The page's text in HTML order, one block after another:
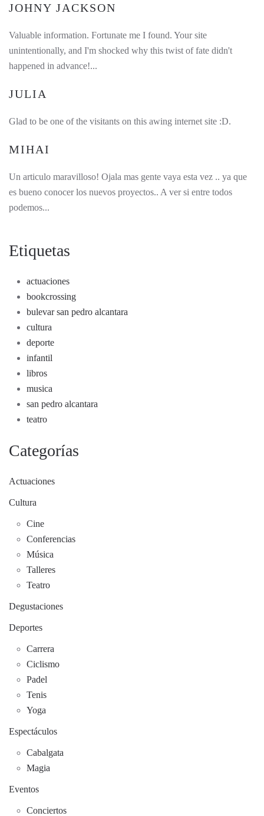
JOHNY JACKSON
Valuable information. Fortunate me I found. Your site
unintentionally, and I'm shocked why this twist of fate didn't
happened in advance!...
JULIA
Glad to be one of the visitants on this awing internet site :D.
MIHAI
Un articulo maravilloso! Ojala mas gente vaya esta vez .. ya que
es bueno conocer los nuevos proyectos.. A ver si entre todos
podemos...
Etiquetas
actuaciones
bookcrossing
bulevar san pedro alcantara
cultura
deporte
infantil
libros
musica
san pedro alcantara
teatro
Categorías
Actuaciones
Cultura
Cine
Conferencias
Música
Talleres
Teatro
Degustaciones
Deportes
Carrera
Ciclismo
Padel
Tenis
Yoga
Espectáculos
Cabalgata
Magia
Eventos
Conciertos